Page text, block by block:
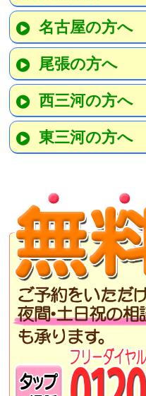
名古屋の方へ
尾張の方へ
西三河の方へ
東三河の方へ